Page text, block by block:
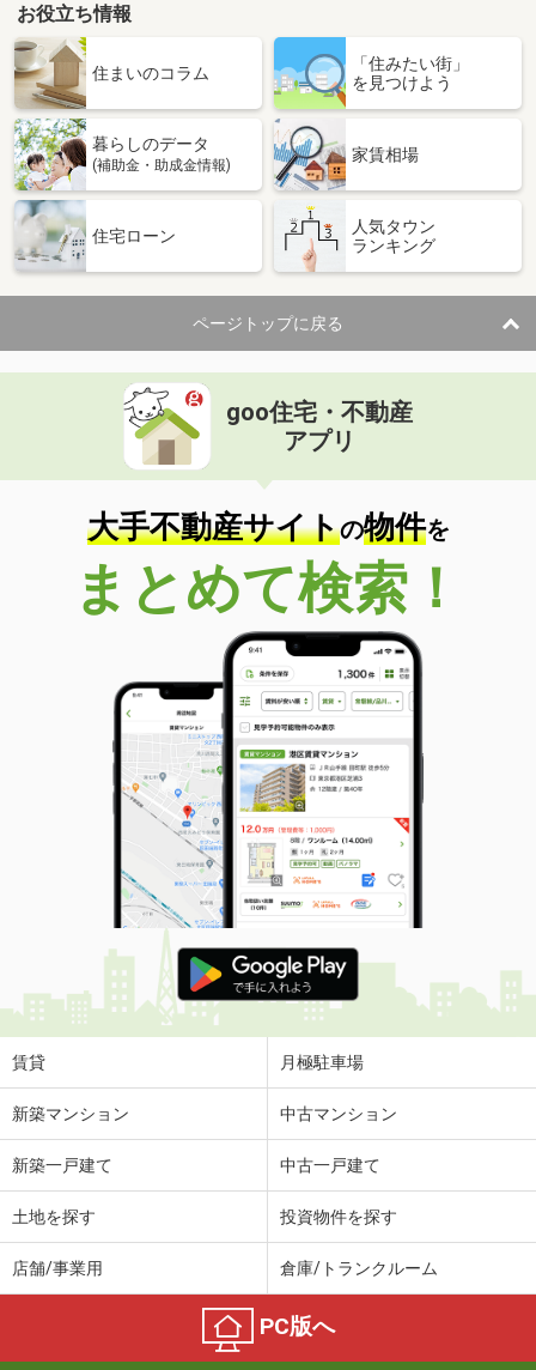
お役立ち情報
住まいのコラム
「住みたい街」
を見つけよう
暮らしのデータ
(補助金・助成金情報)
家賃相場
住宅ローン
人気タウン
ランキング
ページトップに戻る
goo住宅・不動産
アプリ
大手不動産サイトの物件を
まとめて検索！
賃貸 月極駐車場
新築マンション 中古マンション
新築一戸建て 中古一戸建て
土地を探す 投資物件を探す
店舗/事業用 倉庫/トランクルーム
PC版へ